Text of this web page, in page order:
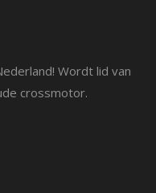
Wordt lid van
crossmotor.